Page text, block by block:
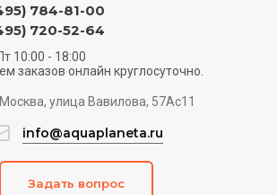
784-81-00
720-52-64
10:00 - 18:00
заказов онлайн круглосуточно.
улица Вавилова, 57Ас11
info@aquaplaneta.ru
Задать вопрос